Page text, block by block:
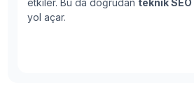
etkiler. Bu da doğrudan teknik SEO
yol açar.